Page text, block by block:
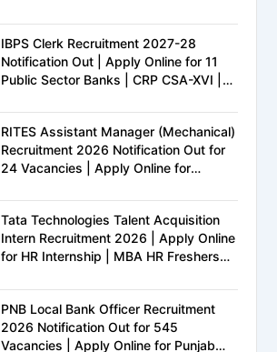
IBPS Clerk Recruitment 2027-28
Notification Out | Apply Online for 11
Public Sector Banks | CRP CSA-XVI |
Complete Details
RITES Assistant Manager (Mechanical)
Recruitment 2026 Notification Out for
24 Vacancies | Apply Online for
Tata Technologies Talent Acquisition
Intern Recruitment 2026 | Apply Online
for HR Internship | MBA HR Freshers
PNB Local Bank Officer Recruitment
2026 Notification Out for 545
Vacancies | Apply Online for Punjab